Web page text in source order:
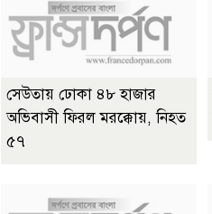
সেউতায় ঢোকা ৪৮ হাজার
অভিবাসী ফিরল মরক্কোয়, নিহত
৫৭